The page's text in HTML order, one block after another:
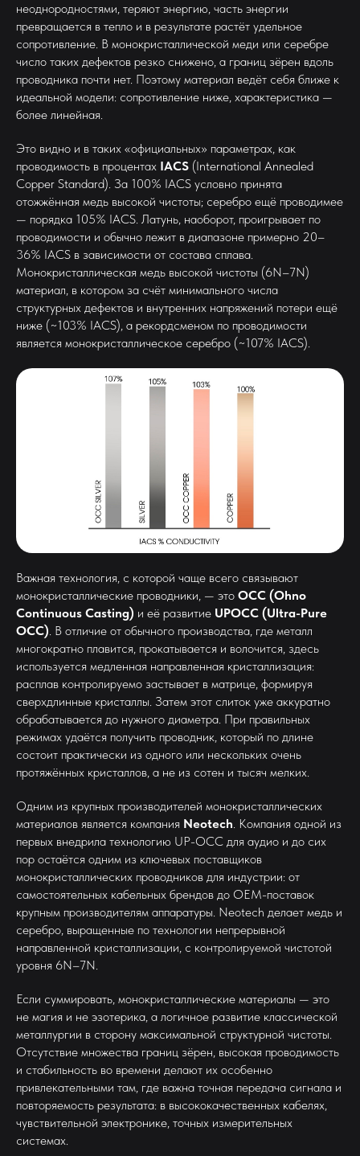
неоднородностями, теряют энергию, часть энергии
превращается в тепло и в результате растёт удельное
сопротивление. В монокристаллической меди или серебре
число таких дефектов резко снижено, а границ зёрен вдоль
проводника почти нет. Поэтому материал ведёт себя ближе к
идеальной модели: сопротивление ниже, характеристика —
более линейная.
Это видно и в таких «официальных» параметрах, как
проводимость в процентах IACS (International Annealed
Copper Standard). За 100% IACS условно принята
отожжённая медь высокой чистоты; серебро ещё проводимее
— порядка 105% IACS. Латунь, наоборот, проигрывает по
проводимости и обычно лежит в диапазоне примерно 20–
36% IACS в зависимости от состава сплава.
Монокристаллическая медь высокой чистоты (6N–7N)
материал, в котором за счёт минимального числа
структурных дефектов и внутренних напряжений потери ещё
ниже (~103% IACS), а рекордсменом по проводимости
является монокристаллическое серебро (~107% IACS).
Важная технология, с которой чаще всего связывают
монокристаллические проводники, — это OCC (Ohno
Continuous Casting) и её развитие UPOCC (Ultra-Pure
OCC). В отличие от обычного производства, где металл
многократно плавится, прокатывается и волочится, здесь
используется медленная направленная кристаллизация:
расплав контролируемо застывает в матрице, формируя
сверхдлинные кристаллы. Затем этот слиток уже аккуратно
обрабатывается до нужного диаметра. При правильных
режимах удаётся получить проводник, который по длине
состоит практически из одного или нескольких очень
протяжённых кристаллов, а не из сотен и тысяч мелких.
Одним из крупных производителей монокристаллических
материалов является компания Neotech. Компания одной из
первых внедрила технологию UP-OCC для аудио и до сих
пор остаётся одним из ключевых поставщиков
монокристаллических проводников для индустрии: от
самостоятельных кабельных брендов до OEM-поставок
крупным производителям аппаратуры. Neotech делает медь и
серебро, выращенные по технологии непрерывной
направленной кристаллизации, с контролируемой чистотой
уровня 6N–7N.
Если суммировать, монокристаллические материалы — это
не магия и не эзотерика, а логичное развитие классической
металлургии в сторону максимальной структурной чистоты.
Отсутствие множества границ зёрен, высокая проводимость
и стабильность во времени делают их особенно
привлекательными там, где важна точная передача сигнала и
повторяемость результата: в высококачественных кабелях,
чувствительной электронике, точных измерительных
системах.